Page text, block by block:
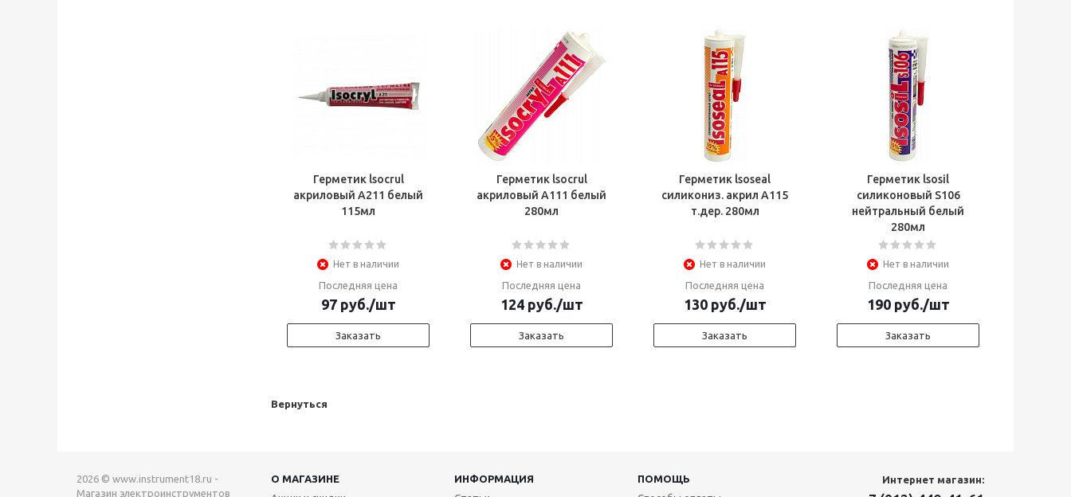
Герметик lsocrul
акриловый А211 белый
115мл
Нет в наличии
Последняя цена
97руб./шт
Заказать
Герметик lsocrul
акриловый А111 белый
280мл
Нет в наличии
Последняя цена
124руб./шт
Заказать
Герметик lsoseal
силикониз. акрил А115
т.дер. 280мл
Нет в наличии
Последняя цена
130руб./шт
Заказать
Герметик lsosil
силиконовый S106
нейтральный белый
280мл
Нет в наличии
Последняя цена
190руб./шт
Заказать
Вернуться
2026 © www.instrument18.ru -
Магазин электроинструментов
О МАГАЗИНЕ ИНФОРМАЦИЯ
ПОМОЩЬ
Интернет магазин: